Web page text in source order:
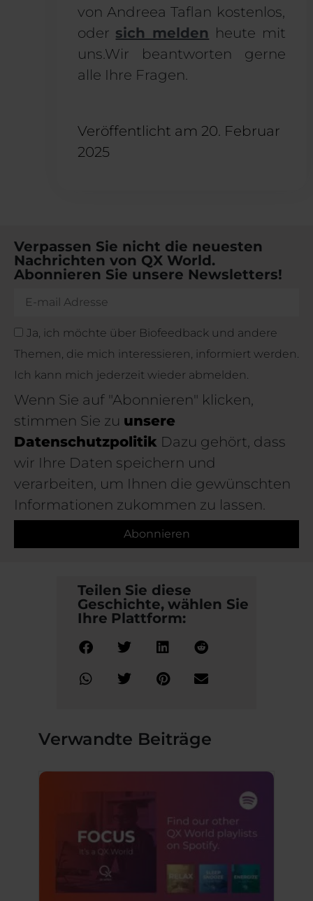
von Andreea Taflan kostenlos,
oder sich melden heute mit
uns.Wir beantworten gerne
alle Ihre Fragen.
Veröffentlicht am 20. Februar
2025
Verpassen Sie nicht die neuesten
Nachrichten von QX World.
Abonnieren Sie unsere Newsletters!
Ja, ich möchte über Biofeedback und andere
Themen, die mich interessieren, informiert werden.
Ich kann mich jederzeit wieder abmelden.
Wenn Sie auf "Abonnieren" klicken,
stimmen Sie zu unsere
Datenschutzpolitik Dazu gehört, dass
wir Ihre Daten speichern und
verarbeiten, um Ihnen die gewünschten
Informationen zukommen zu lassen.
Abonnieren
Teilen Sie diese
Geschichte, wählen Sie
Ihre Plattform:
Verwandte Beiträge